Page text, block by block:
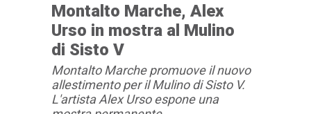
Montalto Marche, Alex
Urso in mostra al Mulino
di Sisto V
Montalto Marche promuove il nuovo
allestimento per il Mulino di Sisto V.
L'artista Alex Urso espone una